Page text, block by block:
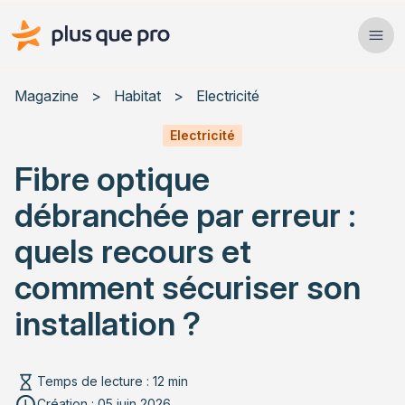
Plus que pro Mag'
Services
Actualités
Rechercher un article
Magazine > Habitat > Electricité
Electricité
Fibre optique
débranchée par erreur :
quels recours et
comment sécuriser son
installation ?
Temps de lecture : 12 min